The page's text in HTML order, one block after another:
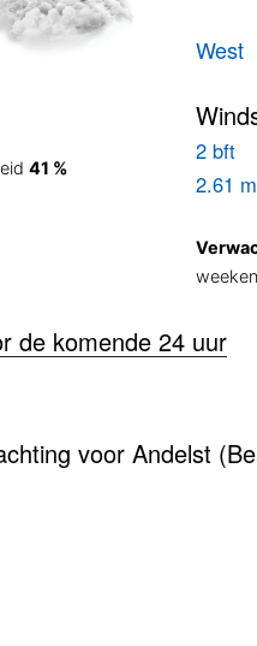
West
2 bft
2.61
41 %
de komende 24 uur
voor Andelst